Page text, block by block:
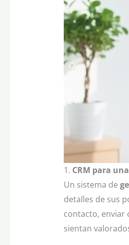
1. CRM para
Un sistema de
detalles de sus
contacto, enviar
sientan